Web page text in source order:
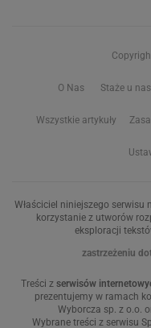
O Nas Staże u nas
Wszystkie artykuły
Właściciel niniejszego
korzystanie z utworów
eksploracji
zastrzeżeniu
Treści z serwisów
prezentujemy w ramach
Wyborcza sp. z o.o.
Wybrane treści z serwisu